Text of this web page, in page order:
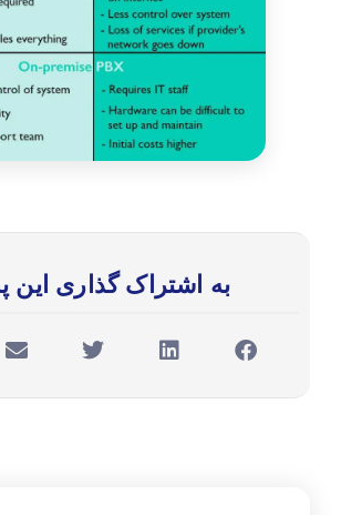
به اشتراک گذاری